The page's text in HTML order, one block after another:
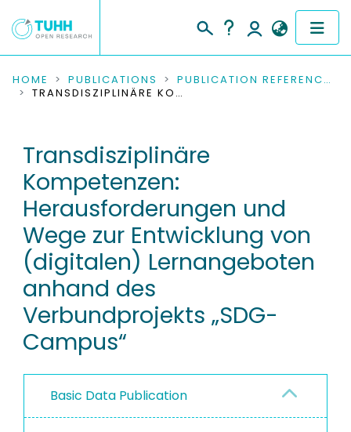
COMMUNITIES & COLLECTIONS
RESEARCH DATA
PEOPLE
INSTITUTIONS
PROJECTS
HOME PUBLICATIONS
PUBLICATION REFERENCES
TRANSDISZIPLINÄRE KOMPETENZEN: HERAUSFORDERUNGEN UND WEGE ZUR ENTWICKLUNG VON (DIGITALEN) LERNANGEBOTEN ANHAND DES VERBUNDPROJEKTS „SDG-CAMPUS“
Transdisziplinäre
Kompetenzen:
Herausforderungen und
Wege zur Entwicklung von
(digitalen) Lernangeboten
anhand des
Verbundprojekts „SDG-
Campus“
Basic Data Publication